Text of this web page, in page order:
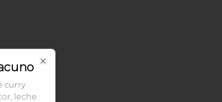
curry
leche